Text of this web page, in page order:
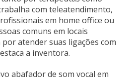
com teleatendimento,
em home office ou
comuns em locais
atender suas ligações com
a inventora.
abafador de som vocal em